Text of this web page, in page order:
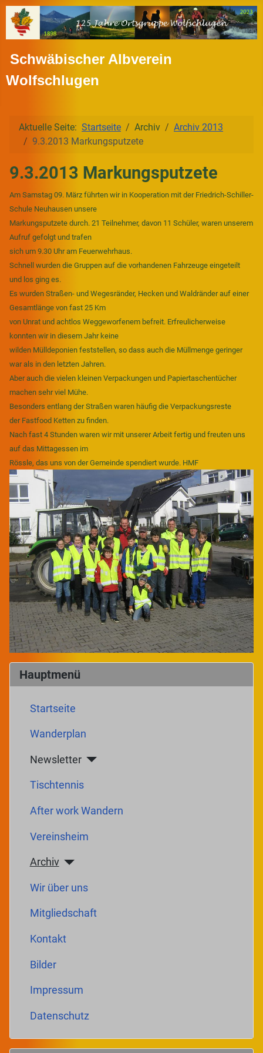
Schwäbischer Albverein
Wolfschlugen
Hauptmenü
Startseite
Wanderplan
Newsletter
Tischtennis
After work Wandern
Vereinsheim
Archiv
Wir über uns
Mitgliedschaft
Kontakt
Bilder
Impressum
Datenschutz
Aktuelle Seite: Startseite Archiv
Archiv 2013
9.3.2013 Markungsputzete
9.3.2013 Markungsputzete
Am Samstag 09. März führten wir in Kooperation mit der Friedrich-Schiller-
Schule Neuhausen unsere
Markungsputzete durch. 21 Teilnehmer, davon 11 Schüler, waren unserem
Aufruf gefolgt und trafen
sich um 9.30 Uhr am Feuerwehrhaus.
Schnell wurden die Gruppen auf die vorhandenen Fahrzeuge eingeteilt
und los ging es.
Es wurden Straßen- und Wegesränder, Hecken und Waldränder auf einer
Gesamtlänge von fast 25 Km
von Unrat und achtlos Weggeworfenem befreit. Erfreulicherweise
konnten wir in diesem Jahr keine
wilden Mülldeponien feststellen, so dass auch die Müllmenge geringer
war als in den letzten Jahren.
Aber auch die vielen kleinen Verpackungen und Papiertaschentücher
machen sehr viel Mühe.
Besonders entlang der Straßen waren häufig die Verpackungsreste
der Fastfood Ketten zu finden.
Nach fast 4 Stunden waren wir mit unserer Arbeit fertig und freuten uns
auf das Mittagessen im
Rössle, das uns von der Gemeinde spendiert wurde. HMF